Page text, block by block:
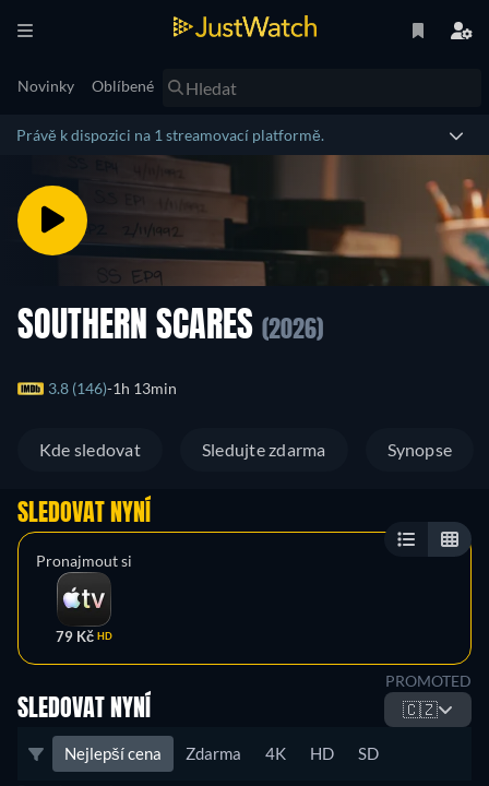
Novinky Oblíbené
Právě k dispozici na 1 streamovací platformě.
SOUTHERN SCARES (2026)
3.8 (146) 1h 13min
Kde sledovat Sledujte zdarma Synopse
SLEDOVAT NYNÍ
Pronajmout si
79 Kč HD
PROMOTED
SLEDOVAT NYNÍ 🇨🇿
Nejlepší cena Zdarma 4K HD SD